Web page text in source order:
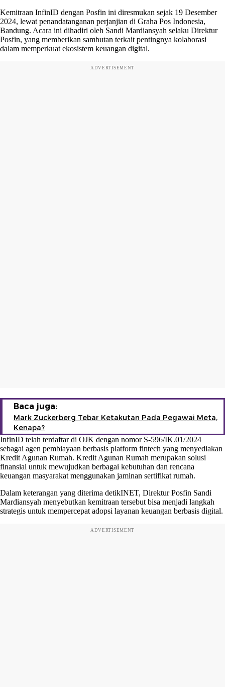
Kemitraan InfinID dengan Posfin ini diresmukan sejak 19 Desember
2024, lewat penandatanganan perjanjian di Graha Pos Indonesia,
Bandung. Acara ini dihadiri oleh Sandi Mardiansyah selaku Direktur
Posfin, yang memberikan sambutan terkait pentingnya kolaborasi
dalam memperkuat ekosistem keuangan digital.
ADVERTISEMENT
Baca juga:
Mark Zuckerberg Tebar Ketakutan Pada Pegawai Meta,
Kenapa?
InfinID telah terdaftar di OJK dengan nomor S-596/IK.01/2024
sebagai agen pembiayaan berbasis platform fintech yang menyediakan
Kredit Agunan Rumah. Kredit Agunan Rumah merupakan solusi
finansial untuk mewujudkan berbagai kebutuhan dan rencana
keuangan masyarakat menggunakan jaminan sertifikat rumah.
Dalam keterangan yang diterima detikINET, Direktur Posfin Sandi
Mardiansyah menyebutkan kemitraan tersebut bisa menjadi langkah
strategis untuk mempercepat adopsi layanan keuangan berbasis digital.
ADVERTISEMENT